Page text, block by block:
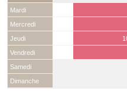
Mardi
Mercredi
Jeudi
Vendredi
Samedi
(15 août)
Dimanche